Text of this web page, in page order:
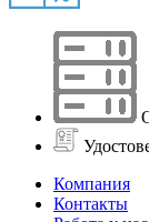
Компания
Контакты